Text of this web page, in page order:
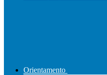
Orientamento